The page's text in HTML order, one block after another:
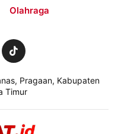
Olahraga
Pragaan, Kabupaten
Timur